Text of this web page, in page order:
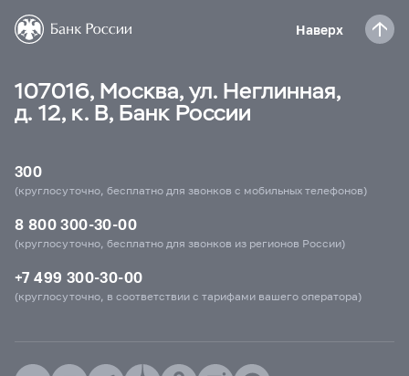
Наверх
107016, Москва, ул. Неглинная,
д. 12, к. В, Банк России
300
(круглосуточно, бесплатно для звонков с мобильных телефонов)
8 800 300-30-00
(круглосуточно, бесплатно для звонков из регионов России)
+7 499 300-30-00
(круглосуточно, в соответствии с тарифами вашего оператора)